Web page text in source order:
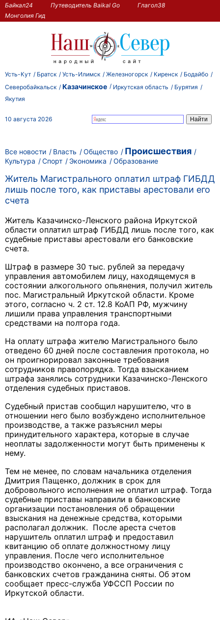
Байкал24 Путеводитель Baikal Go
Глагол38
Монголия Гид
Усть-Кут Братск Усть-Илимск Железногорск Киренск
Бодайбо
Северобайкальск
Казачинское Иркутская область
Бурятия
Якутия
10 августа 2026
Все новости Власть Общество Происшествия
Культура Спорт Экономика Образование
Житель Магистрального оплатил штраф ГИБДД
лишь после того, как приставы арестовали его
счета
Житель Казачинско-Ленского района Иркутской
области оплатил штраф ГИБДД лишь после того, как
судебные приставы арестовали его банковские
счета.
Штраф в размере 30 тыс. рублей за передачу
управления автомобилем лицу, находящемуся в
состоянии алкогольного опьянения, получил житель
пос. Магистральный Иркутской области. Кроме
этого, согласно ч. 2 ст. 12.8 КоАП РФ, мужчину
лишили права управления транспортными
средствами на полтора года.
На оплату штрафа жителю Магистрального было
отведено 60 дней после составления протокола, но
он проигнорировал законные требования
сотрудников правопорядка. Тогда взысканием
штрафа занялись сотрудники Казачинско-Ленского
отделения судебных приставов.
Судебный пристав сообщил нарушителю, что в
отношении него было возбуждено исполнительное
производстве, а также разъяснил меры
принудительного характера, которые в случае
неоплаты задолженности могут быть применены к
нему.
Тем не менее, по словам начальника отделения
Дмитрия Пащенко, должник в срок для
добровольного исполнения не оплатил штраф. Тогда
судебные приставы направили в банковские
организации постановления об обращении
взыскания на денежные средства, которыми
располагал должник. После ареста счетов
нарушитель оплатил штраф и предоставил
квитанцию об оплате должностному лицу
управления. После чего исполнительное
производство окончено, а все ограничения с
банковских счетов гражданина сняты. Об этом
сообщает пресс-служба УФССП России по
Иркутской области.